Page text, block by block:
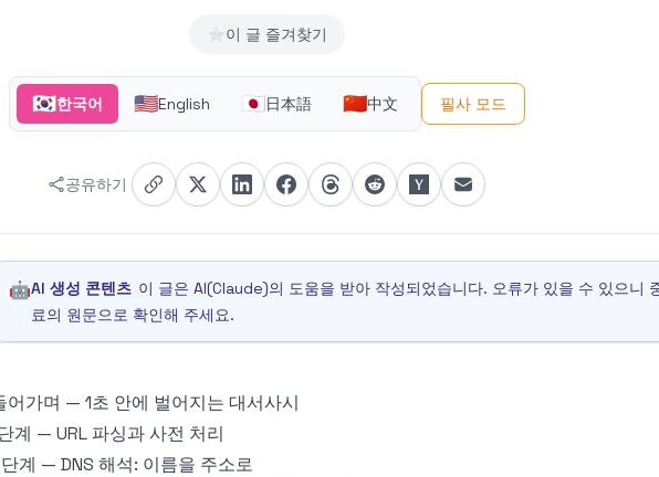
⭐이 글 즐겨찾기
🇰🇷한국어 🇺🇸English 🇯🇵日本語 🇨🇳中文 필사 모드
공유하기
🤖AI 생성 콘텐츠 이 글은 AI(Claude)의 도움을 받아 작성되었습니다. 오류가 있을 수 있으니
료의 원문으로 확인해 주세요.
어가며 — 1초 안에 벌어지는 대서사시
계 — URL 파싱과 사전 처리
계 — DNS 해석: 이름을 주소로